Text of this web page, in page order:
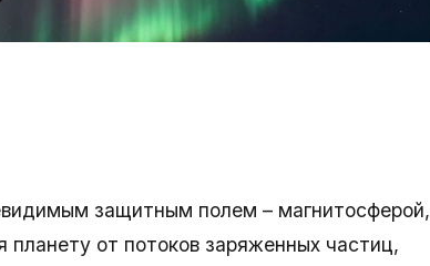
защитным полем – магнитосферой,
планету от потоков заряженных частиц,